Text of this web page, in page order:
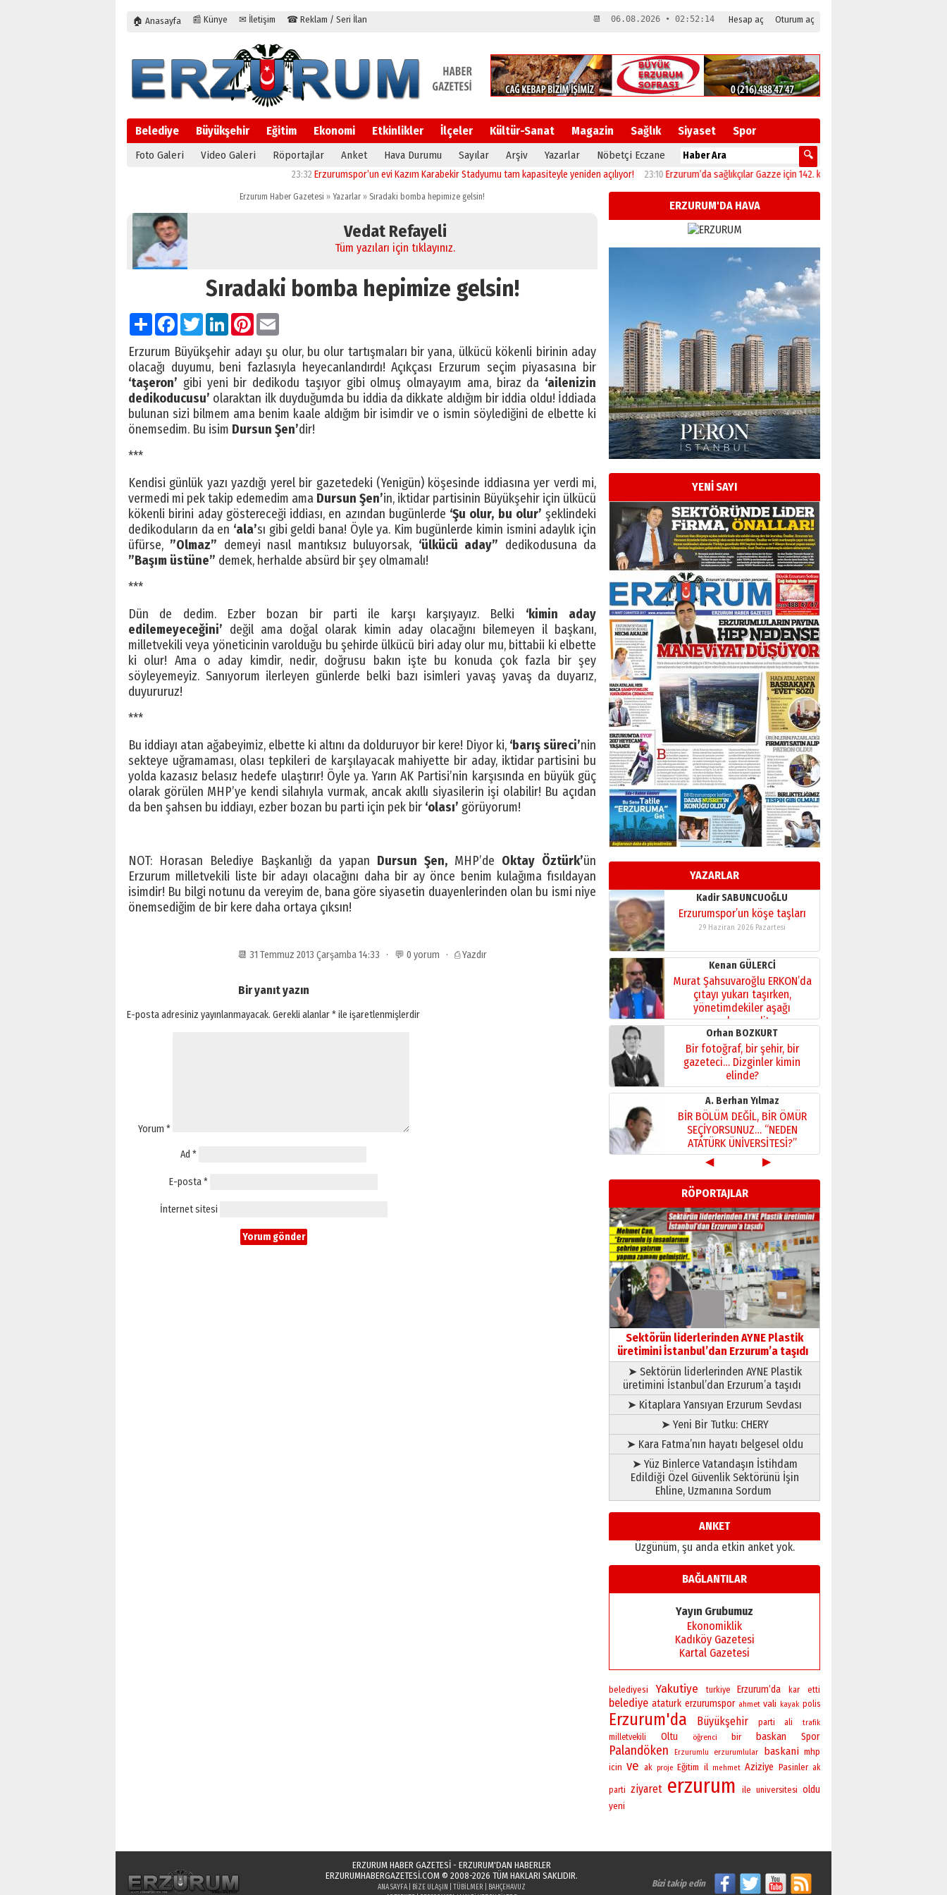
🏠 Anasayfa 📰 Künye ✉ İletişim ☎ Reklam / Seri İlan Hesap aç Oturum aç
📆 06.08.2026 • 02:52:15
Belediye Büyükşehir Eğitim Ekonomi Etkinlikler İlçeler Kültür-Sanat Magazin Sağlık Siyaset Spor
Foto Galeri Video Galeri Röportajlar Anket Hava Durumu Sayılar Arşiv Yazarlar Nöbetçi Eczane
Erzurumspor’un evi Kazım Karabekir Stadyumu tam kapasiteyle yeniden açılıyor! 23:10 Erzurum’da sağlıkçılar Gazze için 142. kez yürüdü!
Erzurum Haber Gazetesi » Yazarlar » Sıradaki bomba hepimize gelsin!
Vedat Refayeli
Tüm yazıları için tıklayınız.
Sıradaki bomba hepimize gelsin!
PaylaşFacebook
TwitterLinkedInPinterest
Erzurum Büyükşehir adayı şu olur, bu olur tartışmaları bir yana, ülkücü kökenli birinin aday
olacağı duyumu, beni fazlasıyla heyecanlandırdı! Açıkçası Erzurum seçim piyasasına bir
‘taşeron’ gibi yeni bir dedikodu taşıyor gibi olmuş olmayayım ama, biraz da ‘ailenizin
dedikoducusu’ olaraktan ilk duyduğumda bu iddia da dikkate aldığım bir iddia oldu! İddiada
bulunan sizi bilmem ama benim kaale aldığım bir isimdir ve o ismin söylediğini de elbette ki
önemsedim. Bu isim Dursun Şen’dir!
***
Kendisi günlük yazı yazdığı yerel bir gazetedeki (Yenigün) köşesinde iddiasına yer verdi mi,
vermedi mi pek takip edemedim ama Dursun Şen’in, iktidar partisinin Büyükşehir için ülkücü
kökenli birini aday göstereceği iddiası, en azından bugünlerde ‘Şu olur, bu olur’ şeklindeki
dedikoduların da en ‘ala’sı gibi geldi bana! Öyle ya. Kim bugünlerde kimin ismini adaylık için
üfürse, ”Olmaz” demeyi nasıl mantıksız buluyorsak, ‘ülkücü aday” dedikodusuna da
”Başım üstüne” demek, herhalde absürd bir şey olmamalı!
***
Dün de dedim. Ezber bozan bir parti ile karşı karşıyayız. Belki ‘kimin aday
edilemeyeceğini’ değil ama doğal olarak kimin aday olacağını bilemeyen il başkanı,
milletvekili veya yöneticinin varolduğu bu şehirde ülkücü biri aday olur mu, bittabii ki elbette
ki olur! Ama o aday kimdir, nedir, doğrusu bakın işte bu konuda çok fazla bir şey
söyleyemeyiz. Sanıyorum ilerleyen günlerde belki bazı isimleri yavaş yavaş da duyarız,
duyururuz!
***
Bu iddiayı atan ağabeyimiz, elbette ki altını da dolduruyor bir kere! Diyor ki, ‘barış süreci’nin
sekteye uğramaması, olası tepkileri de karşılayacak mahiyette bir aday, iktidar partisini bu
yolda kazasız belasız hedefe ulaştırır! Öyle ya. Yarın AK Partisi’nin karşısında en büyük güç
olarak görülen MHP’ye kendi silahıyla vurmak, ancak akıllı siyasilerin işi olabilir! Bu açıdan
da ben şahsen bu iddiayı, ezber bozan bu parti için pek bir ‘olası’ görüyorum!
NOT: Horasan Belediye Başkanlığı da yapan Dursun Şen, MHP’de Oktay Öztürk’ün
Erzurum milletvekili liste bir adayı olacağını daha bir ay önce benim kulağıma fısıldayan
isimdir! Bu bilgi notunu da vereyim de, bana göre siyasetin duayenlerinden olan bu ismi niye
önemsediğim de bir kere daha ortaya çıksın!
📆 31 Temmuz 2013 Çarşamba 14:33 · 💬 0 yorum · ⎙ Yazdır
Bir yanıt yazın
E-posta adresiniz yayınlanmayacak. Gerekli alanlar*ile işaretlenmişlerdir
Yorum *
Ad *
E-posta*
İnternet sitesi
ERZURUM'DA HAVA
YENİ SAYI
YAZARLAR
Esat BİNDESEN
Başkan Sekmen’den Erzurum’a
bir vizyon proje daha!
02 Ağustos 2026 Pazar
Kadir SABUNCUOĞLU
Erzurumspor’un köşe taşları
29 Haziran 2026 Pazartesi
Kenan GÜLERCİ
Murat Şahsuvaroğlu ERKON’da
çıtayı yukarı taşırken,
yönetimdekiler aşağı
çekmemeli!
17 Şubat 2026 SalıOrhan BOZKURT
Bir fotoğraf, bir şehir, bir
gazeteci… Dizginler kimin
elinde?
31 Mart 2026 Salı
A. Berhan Yılmaz
BİR BÖLÜM DEĞİL, BİR ÖMÜR
SEÇİYORSUNUZ… “NEDEN
ATATÜRK ÜNİVERSİTESİ?”
28 Temmuz 2026 Salı
Ahmet Gökhan YAZICI
Ahmed Yesevi’den bir
Alperen… ”Reisimiz” idi…
Hakka yürüdü.!
26 Mart 2026 Perşembe
Cem Bakırcı
Ardında bıraktığı hatıralarıyla
gönül adamı Faruk Terzioğlu!
13 Mayıs 2026 Çarşamba
Esat BİNDESEN
Başkan Sekmen’den Erzurum’a
bir vizyon proje daha!
02 Ağustos 2026 Pazar
Kadir SABUNCUOĞLU
Erzurumspor’un köşe taşları
29 Haziran 2026 Pazartesi
Kenan GÜLERCİ
Murat Şahsuvaroğlu ERKON’da
çıtayı yukarı taşırken,
yönetimdekiler aşağı
çekmemeli!
17 Şubat 2026 SalıOrhan BOZKURT
Bir fotoğraf, bir şehir, bir
gazeteci… Dizginler kimin
elinde?
31 Mart 2026 Salı
A. Berhan Yılmaz
BİR BÖLÜM DEĞİL, BİR ÖMÜR
SEÇİYORSUNUZ… “NEDEN
ATATÜRK ÜNİVERSİTESİ?”
28 Temmuz 2026 Salı
Ahmet Gökhan YAZICI
Ahmed Yesevi’den bir
Alperen… ”Reisimiz” idi…
Hakka yürüdü.!
26 Mart 2026 Perşembe
Cem Bakırcı
Ardında bıraktığı hatıralarıyla
gönül adamı Faruk Terzioğlu!
13 Mayıs 2026 Çarşamba
Esat BİNDESEN
Başkan Sekmen’den Erzurum’a
bir vizyon proje daha!
02 Ağustos 2026 Pazar
◀ ▶
RÖPORTAJLAR
Sektörün liderlerinden AYNE Plastik
üretimini İstanbul’dan Erzurum’a taşıdı
➤ Sektörün liderlerinden AYNE Plastik
üretimini İstanbul’dan Erzurum’a taşıdı
➤ Kitaplara Yansıyan Erzurum Sevdası
➤ Yeni Bir Tutku: CHERY
➤ Kara Fatma’nın hayatı belgesel oldu
➤ Yüz Binlerce Vatandaşın İstihdam
Edildiği Özel Güvenlik Sektörünü İşin
Ehline, Uzmanına Sordum
ANKET
Üzgünüm, şu anda etkin anket yok.
BAĞLANTILAR
Yayın Grubumuz
Ekonomiklik
Kadıköy Gazetesi
Kartal Gazetesi
belediyesi Yakutiye turkiye Erzurum’da kar etti
belediye ataturk erzurumspor ahmet vali kayak polis
Erzurum'da Büyükşehir parti ali trafik
milletvekili Oltu öğrenci bir baskan Spor
Palandöken Erzurumlu erzurumlular baskani mhp
icin ve ak proje Eğitim il mehmet Aziziye Pasinler ak
parti ziyaret erzurum ile universitesi oldu
yeni
ERZURUM HABER GAZETESİ - ERZURUM'DAN HABERLER
ERZURUMHABERGAZETESI.COM© 2008-2026 TÜM HAKLARI SAKLIDIR.
ANA SAYFA| BIZE ULAŞIN TÜBILMER
BAHÇEHAVUZ
Bizi takip edin